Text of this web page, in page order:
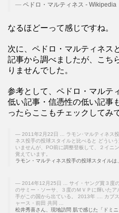
ペドロ・マルティネス - Wikipedia
なるほどーって感じですね。
次に、ペドロ・マルティネス
記事から調べましたが、こち
りませんでした。
参考として、ペドロ・マルテ
低い記事・信憑性の低い記事
ったらここもチェックしてみ
2011年2月22日 ... ラモン･マルティネス
ネス投手の投球スタイルと比べると どうい
いませんが、PO前に調整登板して、２イニ
覚えています。
ラモン・マルティネス投手の投球スタイル
2014年12月25日 ... サイ・ヤング賞３度
のサミー・ソーサ、３度のＭＶＰに輝いた
手がこの国から出ている。 2013年 .... カブ
ャース・前田 共同 ...
松井秀喜さん、現地訪問 肌で感じた「ドミ